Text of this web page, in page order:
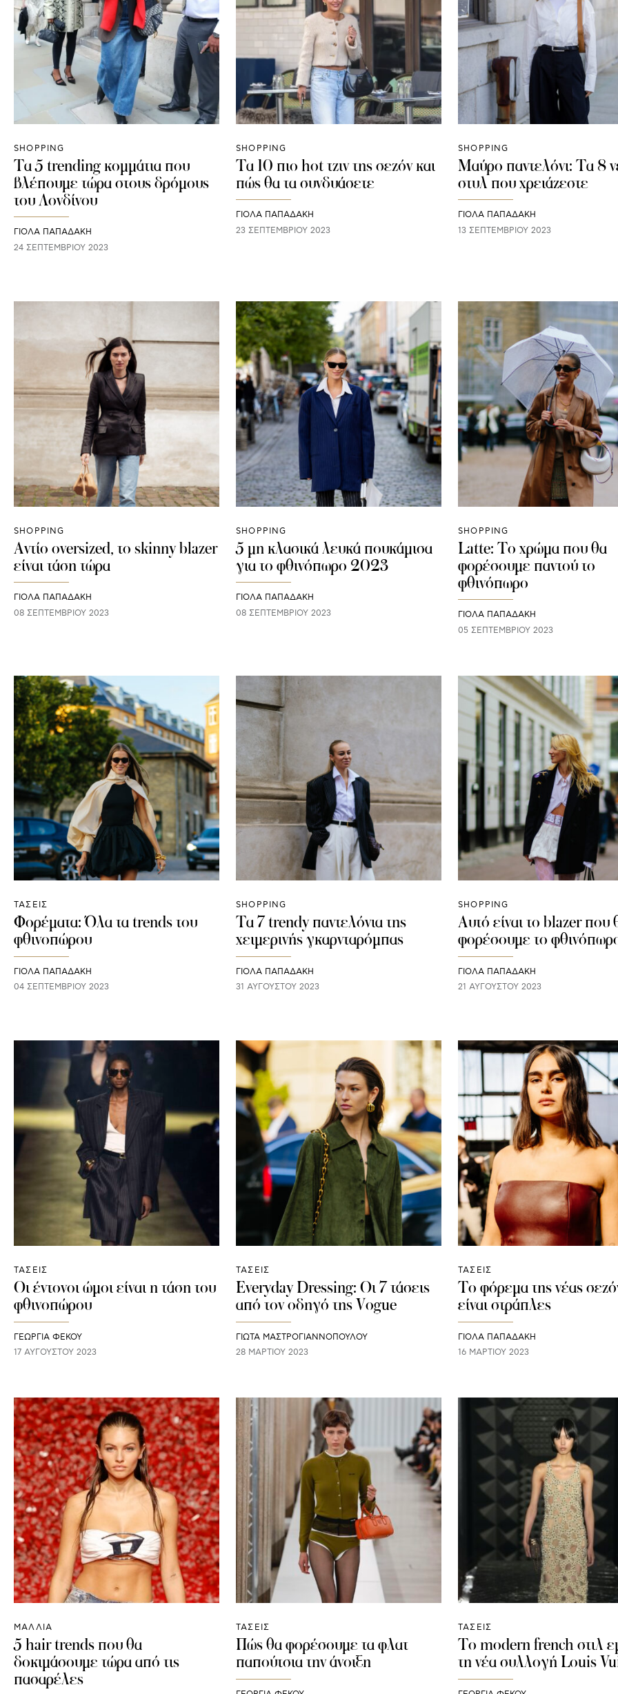
SHOPPING
Τα 5 trending κομμάτια που
βλέπουμε τώρα στους δρόμους
του Λονδίνου
ΓΙΌΛΑ ΠΑΠΑΔΆΚΗ
24 ΣΕΠΤΕΜΒΡΊΟΥ 2023
SHOPPING
Τα 10 πιο hot τζιν της σεζόν και
πώς θα τα συνδυάσετε
ΓΙΌΛΑ ΠΑΠΑΔΆΚΗ
23 ΣΕΠΤΕΜΒΡΊΟΥ 2023
SHOPPING
Mαύρο παντελόνι: Τα 8
στυλ που χρειάζεστε
ΓΙΌΛΑ ΠΑΠΑΔΆΚΗ
13 ΣΕΠΤΕΜΒΡΊΟΥ 2023
SHOPPING
Αντίο oversized, το skinny blazer
είναι τάση τώρα
ΓΙΌΛΑ ΠΑΠΑΔΆΚΗ
08 ΣΕΠΤΕΜΒΡΊΟΥ 2023
SHOPPING
5 μη κλασικά λευκά πουκάμισα
για το φθινόπωρο 2023
ΓΙΌΛΑ ΠΑΠΑΔΆΚΗ
08 ΣΕΠΤΕΜΒΡΊΟΥ 2023
SHOPPING
Latte: Το χρώμα που θα
φορέσουμε παντού το
φθινόπωρο
ΓΙΌΛΑ ΠΑΠΑΔΆΚΗ
05 ΣΕΠΤΕΜΒΡΊΟΥ 2023
ΤΑΣΕΙΣ
Φορέματα: Όλα τα trends του
φθινοπώρου
ΓΙΌΛΑ ΠΑΠΑΔΆΚΗ
04 ΣΕΠΤΕΜΒΡΊΟΥ 2023
SHOPPING
Τα 7 trendy παντελόνια της
χειμερινής γκαρνταρόμπας
ΓΙΌΛΑ ΠΑΠΑΔΆΚΗ
31 ΑΥΓΟΎΣΤΟΥ 2023
SHOPPING
Αυτό είναι το blazer που
φορέσουμε το
ΓΙΌΛΑ ΠΑΠΑΔΆΚΗ
21 ΑΥΓΟΎΣΤΟΥ 2023
ΤΑΣΕΙΣ
Οι έντονοι ώμοι είναι η τάση του
φθινοπώρου
ΓΕΩΡΓΙΑ ΦΕΚΟΥ
17 ΑΥΓΟΎΣΤΟΥ 2023
ΤΑΣΕΙΣ
Everyday Dressing: Οι 7 τάσεις
από τον οδηγό της Vogue
ΓΙΩΤΑ ΜΑΣΤΡΟΓΙΑΝΝΟΠΟΥΛΟΥ
28 ΜΑΡΤΊΟΥ 2023
ΤΑΣΕΙΣ
Το φόρεμα της νέας
είναι στράπλες
ΓΙΌΛΑ ΠΑΠΑΔΆΚΗ
16 ΜΑΡΤΊΟΥ 2023
ΜΑΛΛΙΑ
5 hair trends που θα
δοκιμάσουμε τώρα από τις
πασαρέλες
ΤΑΣΕΙΣ
Πώς θα φορέσουμε τα φλατ
παπούτσια την άνοιξη
ΤΑΣΕΙΣ
To modern french στιλ
τη νέα συλλογή Louis